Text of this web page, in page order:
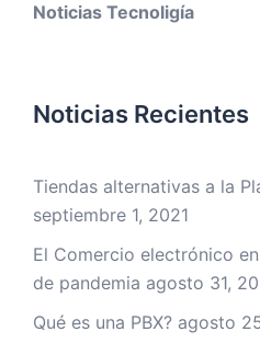
Noticias Tecnoligía
Noticias Recientes
Tiendas alternativas a la
septiembre 1, 2021
El Comercio electrónico
de pandemia agosto 31,
Qué es una PBX? agosto